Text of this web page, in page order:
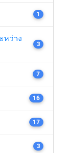
1
หว่าง
3
7
16
17
3